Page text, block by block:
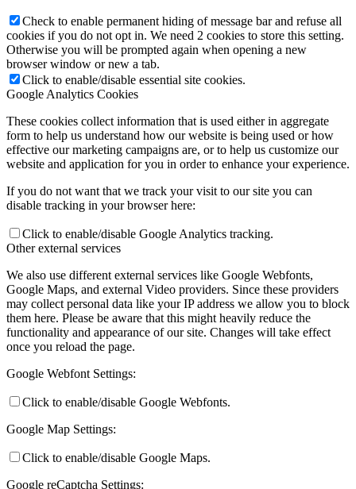
Check to enable permanent hiding of message bar and refuse all
cookies if you do not opt in. We need 2 cookies to store this setting.
Otherwise you will be prompted again when opening a new
browser window or new a tab.
Click to enable/disable essential site cookies.
Google Analytics Cookies
These cookies collect information that is used either in aggregate
form to help us understand how our website is being used or how
effective our marketing campaigns are, or to help us customize our
website and application for you in order to enhance your experience.
If you do not want that we track your visit to our site you can
disable tracking in your browser here:
Click to enable/disable Google Analytics tracking.
Other external services
We also use different external services like Google Webfonts,
Google Maps, and external Video providers. Since these providers
may collect personal data like your IP address we allow you to block
them here. Please be aware that this might heavily reduce the
functionality and appearance of our site. Changes will take effect
once you reload the page.
Google Webfont Settings:
Click to enable/disable Google Webfonts.
Google Map Settings:
Click to enable/disable Google Maps.
Google reCaptcha Settings: